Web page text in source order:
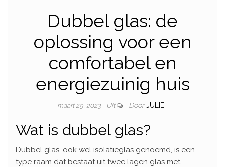
Dubbel glas: de
oplossing voor een
comfortabel en
energiezuinig huis
maart 29, 2023 Uit Door JULIE
Wat is dubbel glas?
Dubbel glas, ook wel isolatieglas genoemd, is een
type raam dat bestaat uit twee lagen glas met